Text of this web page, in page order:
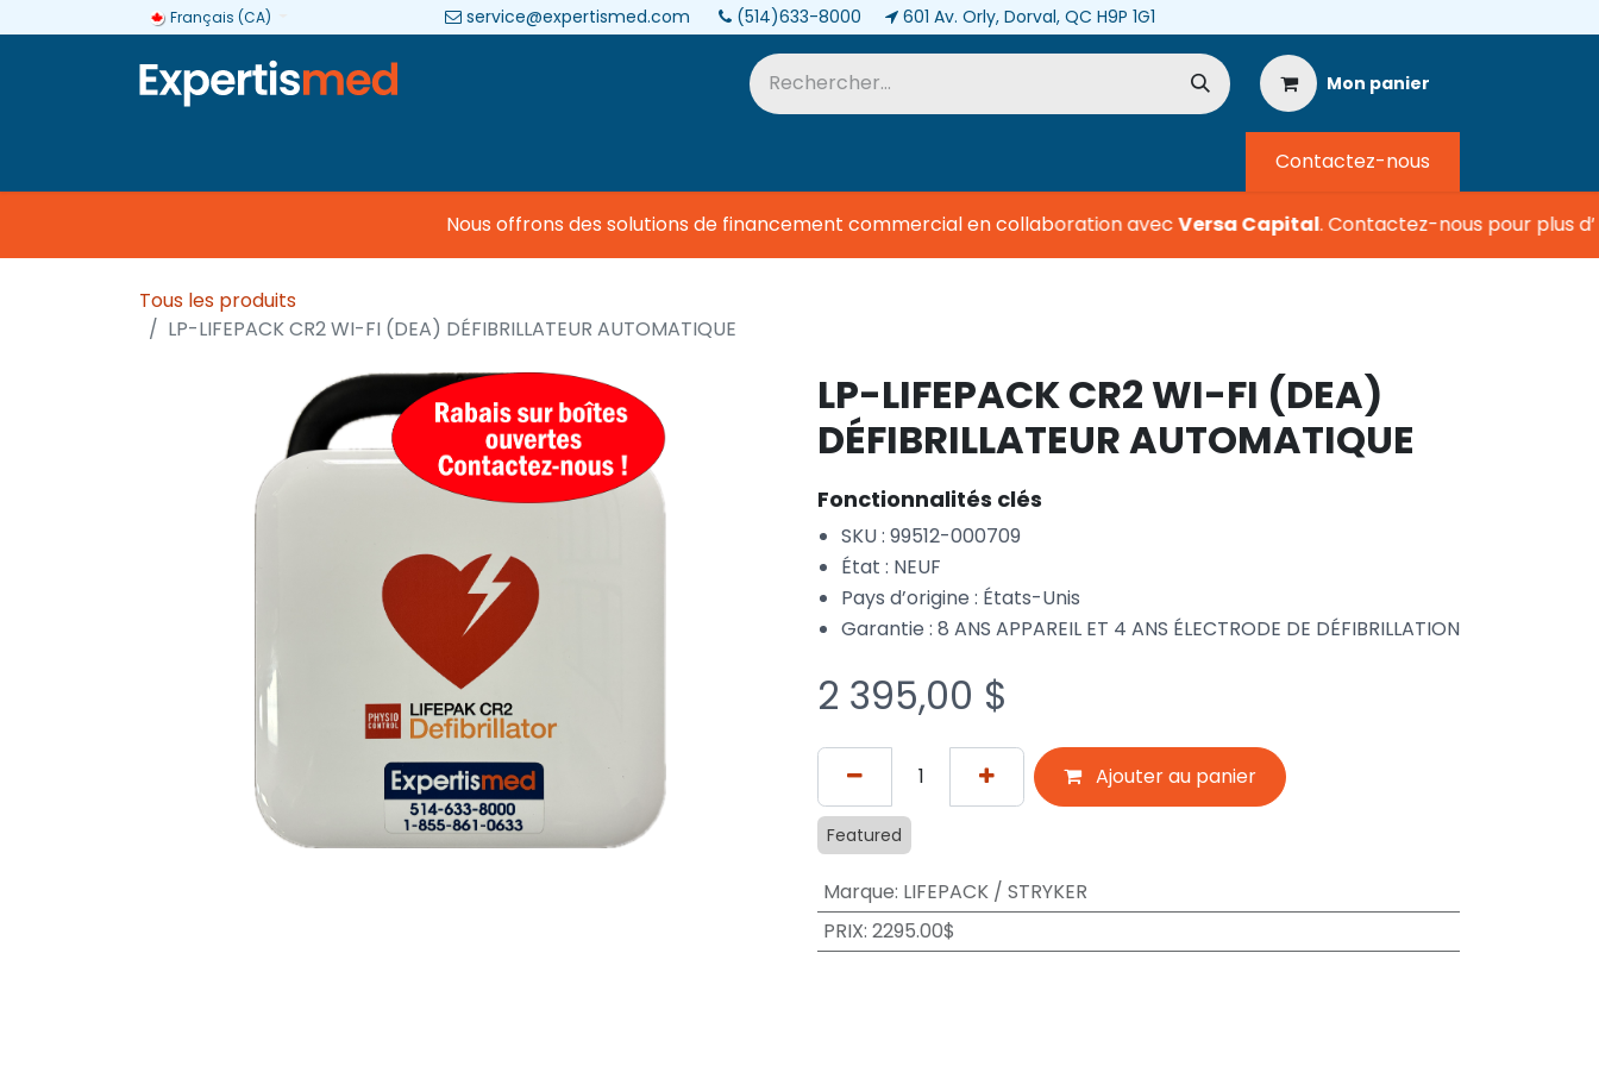
Français (CA) service@expertismed.com (514)633-8000 601 Av. Orly, Dorval, QC H9P 1G1
Mon panier
Contactez-nous
Nous offrons des solutions de financement commercial en collaboration avecVersa Capital.Contactez-nous pour plus
Tous les produits
LP-LIFEPACK CR2 WI-FI (DEA) DÉFIBRILLATEUR AUTOMATIQUE
LP-LIFEPACK CR2 WI-FI (DEA)
DÉFIBRILLATEUR AUTOMATIQUE
Fonctionnalités clés
SKU : 99512-000709
État : NEUF
Pays d’origine : États-Unis
Garantie : 8 ANS APPAREIL ET 4 ANS ÉLECTRODE DE DÉFIBRILLATION
2 395,00 $
Ajouter au panier
Featured
Marque: LIFEPACK / STRYKER
PRIX: 2295.00$